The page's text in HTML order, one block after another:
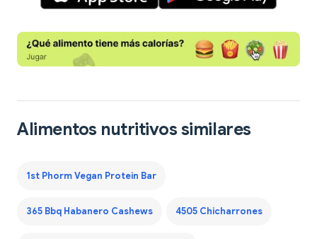
Alimentos nutritivos similares
1st Phorm Vegan Protein Bar
365 Bbq Habanero Cashews 4505 Chicharrones